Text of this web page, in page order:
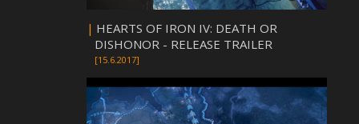
| HEARTS OF IRON IV: DEATH OR
DISHONOR - RELEASE TRAILER
[15.6.2017]